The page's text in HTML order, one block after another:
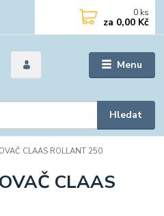
Menu
Hledat
0 ks
za 0,00 Kč
CLAAS ROLLANT 250
CLAAS